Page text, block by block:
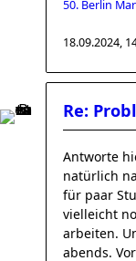
50. Berlin
18.09.2024,
Re:
Antworte
natürlich
für paar
vielleicht
arbeiten.
abends.